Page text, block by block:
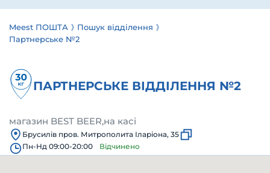
Meest ПОШТА
Пошук відділення
Партнерське №2
ПАРТНЕРСЬКЕ ВІДДІЛЕННЯ №2
магазин BEST BEER,на касі
Брусилів пров. Митрополита Іларіона, 35
Пн-Нд 09:00-20:00
Відчинено